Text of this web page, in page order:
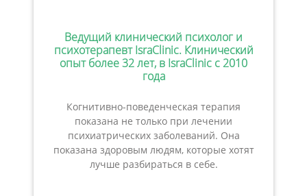
Ведущий клинический психолог и
психотерапевт IsraClinic. Клинический
опыт более 32 лет, в IsraClinic с 2010
года
Когнитивно-поведенческая терапия
показана не только при лечении
психиатрических заболеваний. Она
показана здоровым людям, которые хотят
лучше разбираться в себе.